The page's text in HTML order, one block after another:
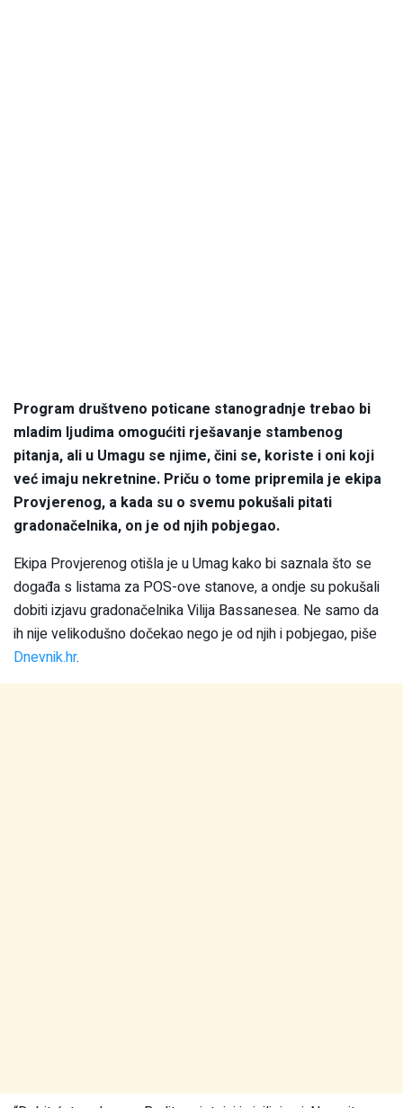
Program društveno poticane stanogradnje trebao bi
mladim ljudima omogućiti rješavanje stambenog
pitanja, ali u Umagu se njime, čini se, koriste i oni koji
već imaju nekretnine. Priču o tome pripremila je ekipa
Provjerenog, a kada su o svemu pokušali pitati
gradonačelnika, on je od njih pobjegao.
Ekipa Provjerenog otišla je u Umag kako bi saznala što se
događa s listama za POS-ove stanove, a ondje su pokušali
dobiti izjavu gradonačelnika Vilija Bassanesea. Ne samo da
ih nije velikodušno dočekao nego je od njih i pobjegao, piše
Dnevnik.hr.